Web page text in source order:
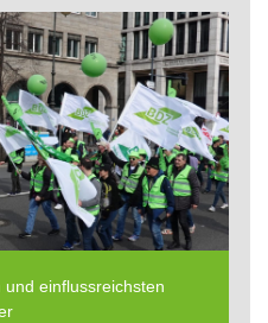
einflussreichsten